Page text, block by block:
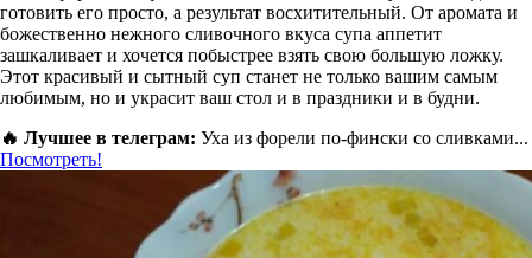
готовить его просто, а результат восхитительный. От аромата и
божественно нежного сливочного вкуса супа аппетит
зашкаливает и хочется побыстрее взять свою большую ложку.
Этот красивый и сытный суп станет не только вашим самым
любимым, но и украсит ваш стол и в праздники и в будни.
🔥 Лучшее в телеграм: Уха из форели по-фински со сливками...
Посмотреть!